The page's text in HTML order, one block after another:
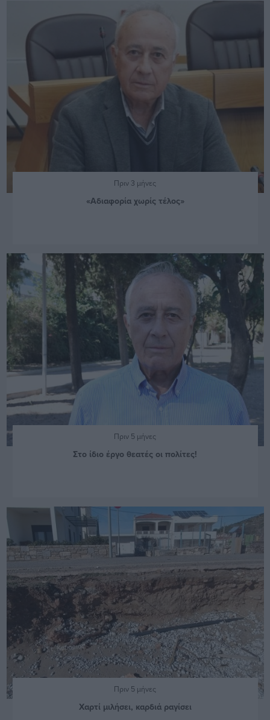
Πριν 3 μήνες
«Αδιαφορία χωρίς τέλος»
Πριν 5 μήνες
Στο ίδιο έργο θεατές οι πολίτες!
Πριν 5 μήνες
Χαρτί μιλήσει, καρδιά ραγίσει